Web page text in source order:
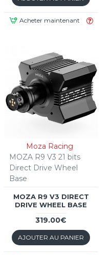
Acheter maintenant
Moza Racing
MOZA R9 V3 21 bits
Direct Drive Wheel
Base
MOZA R9 V3 DIRECT
DRIVE WHEEL BASE
319.00€
AJOUTER AU PANIER